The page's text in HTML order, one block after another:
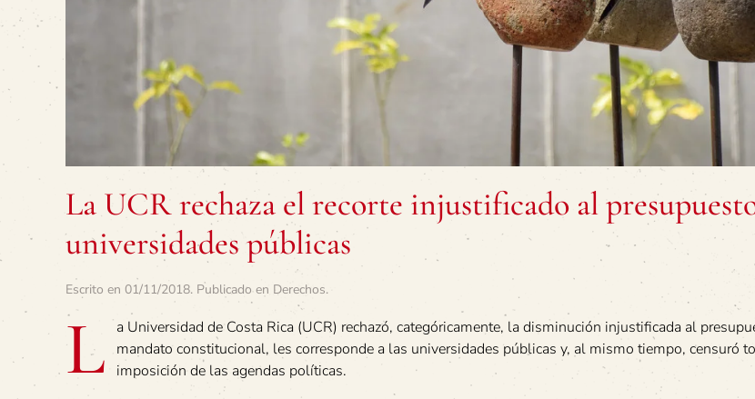
La UCR rechaza el recorte injustificado al
universidades públicas
Escrito en 01/11/2018. Publicado en Derechos.
L
a Universidad de Costa Rica (UCR) rechazó, categóricamente, la disminución injustificada al
mandato constitucional, les corresponde a las universidades públicas y, al mismo tiempo, censuró
imposición de las agendas políticas.